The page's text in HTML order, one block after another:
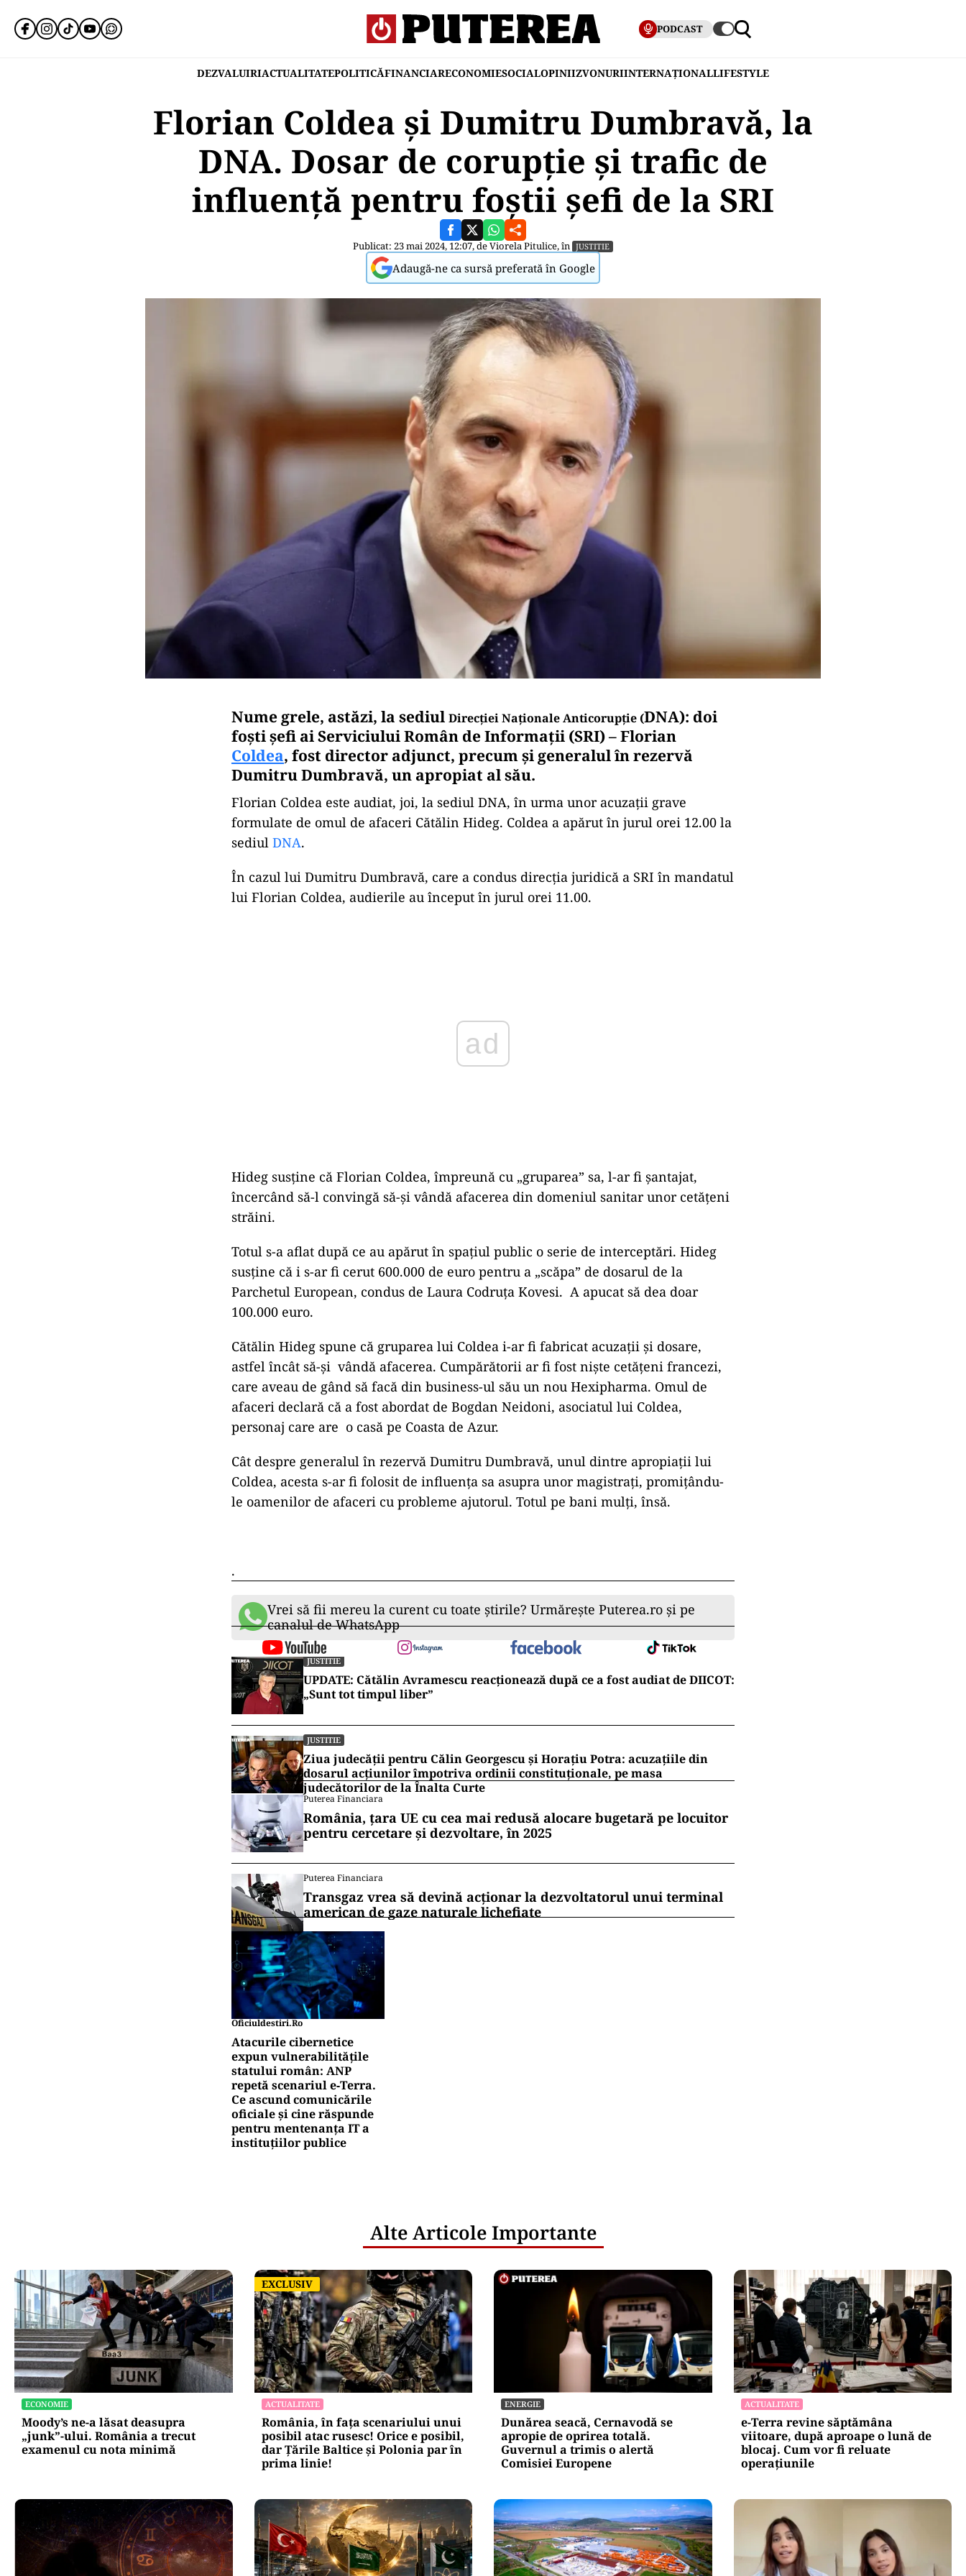
PODCAST
DEZVALUIRIACTUALITATEPOLITICĂFINANCIARECONOMIESOCIALOPINIIZVONURIINTERNAȚIONALLIFESTYLE
Florian Coldea și Dumitru Dumbravă, la
DNA. Dosar de corupție și trafic de
influență pentru foștii șefi de la SRI
Publicat: 23 mai 2024, 12:07, deViorela Pitulice, în JUSTITIE
Adaugă-ne ca sursă preferată în Google
Nume grele, astăzi, la sediul Direcției Naționale Anticorupție (DNA): doi
foști șefi aiServiciului Român de Informații (SRI)–Florian
Coldea, fost director adjunct, precum și generalul în rezervă
Dumitru Dumbravă, un apropiat al său.
Florian Coldea este audiat, joi, la sediul DNA, în urma unor acuzații grave
formulate de omul de afaceri Cătălin Hideg. Coldea a apărut în jurul orei 12.00 la
sediul DNA.
În cazul lui Dumitru Dumbravă, care a condus direcția juridică a SRI în mandatul
lui Florian Coldea, audierile au început în jurul orei 11.00.
ad
Hideg susține că Florian Coldea, împreună cu „gruparea” sa, l-ar fi șantajat,
încercând să-l convingă să-și vândă afacerea din domeniul sanitar unor cetățeni
străini.
Totul s-a aflat după ce au apărut în spațiul public o serie de interceptări. Hideg
susține că i s-ar fi cerut 600.000 de euro pentru a „scăpa” de dosarul de la
Parchetul European, condus de Laura Codruța Kovesi. A apucat să dea doar
100.000 euro.
Cătălin Hideg spune că gruparea lui Coldea i-ar fi fabricat acuzații și dosare,
astfel încât să-și vândă afacerea. Cumpărătorii ar fi fost niște cetățeni francezi,
care aveau de gând să facă din business-ul său un nou Hexipharma. Omul de
afaceri declară că a fost abordat de Bogdan Neidoni, asociatul lui Coldea,
personaj care are o casă pe Coasta de Azur.
Cât despre generalul în rezervă Dumitru Dumbravă, unul dintre apropiații lui
Coldea, acesta s-ar fi folosit de influența sa asupra unor magistrați, promițându-
le oamenilor de afaceri cu probleme ajutorul. Totul pe bani mulți, însă.
.
Vrei să fii mereu la curent cu toate știrile? Urmărește Puterea.ro și pe
canalul de WhatsApp
JUSTITIE
UPDATE: Cătălin Avramescu reacționează după ce a fost audiat de DIICOT:
„Sunt tot timpul liber”
JUSTITIE
Ziua judecății pentru Călin Georgescu și Horațiu Potra: acuzațiile din
dosarul acțiunilor împotriva ordinii constituționale, pe masa
judecătorilor de la Înalta Curte
Puterea Financiara
România, țara UE cu cea mai redusă alocare bugetară pe locuitor
pentru cercetare și dezvoltare, în 2025
Puterea Financiara
Transgaz vrea să devină acționar la dezvoltatorul unui terminal
american de gaze naturale lichefiate
Oficiuldestiri.ro
Atacurile cibernetice
expun vulnerabilitățile
statului român: ANP
repetă scenariul e‑Terra.
Ce ascund comunicările
oficiale și cine răspunde
pentru mentenanța IT a
instituțiilor publice
Alte Articole Importante
ECONOMIE
Moody’s ne-a lăsat deasupra
„junk”-ului. România a trecut
examenul cu nota minimă
EXCLUSIV
EXCLUSIV
ACTUALITATE
România, în fața scenariului unui
posibil atac rusesc! Orice e posibil,
dar Țările Baltice și Polonia par în
prima linie!
ENERGIE
Dunărea seacă, Cernavodă se
apropie de oprirea totală.
Guvernul a trimis o alertă
Comisiei Europene
ACTUALITATE
e-Terra revine săptămâna
viitoare, după aproape o lună de
blocaj. Cum vor fi reluate
operațiunile